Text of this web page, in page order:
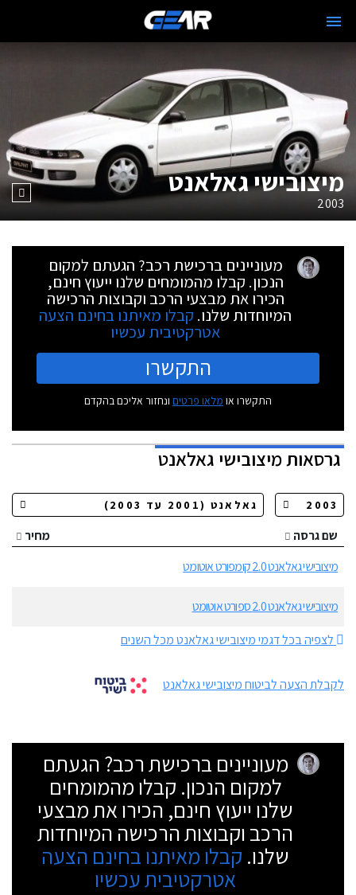
מיצובישי גאלאנט
2003
מעוניינים ברכישת רכב? הגעתם למקום
הנכון. קבלו מהמומחים שלנו ייעוץ חינם,
הכירו את מבצעי הרכב וקבוצות הרכישה
המיוחדות שלנו. קבלו מאיתנו בחינם הצעה
אטרקטיבית עכשיו
התקשרו
התקשרו או מלאו פרטים ונחזור אליכם בהקדם
גרסאותמיצובישי גאלאנט
שם גרסה
מחיר
מיצובישי גאלאנט 2.0 קומפורט אוטומט
מיצובישי גאלאנט 2.0 ספורט אוטומט
לצפיה בכל דגמי מיצובישי גאלאנט מכל השנים
לקבלת הצעה לביטוח מיצובישי גאלאנט
מעוניינים ברכישת רכב? הגעתם
למקום הנכון. קבלו מהמומחים
שלנו ייעוץ חינם, הכירו את מבצעי
הרכב וקבוצות הרכישה המיוחדות
שלנו. קבלו מאיתנו בחינם הצעה
אטרקטיבית עכשיו